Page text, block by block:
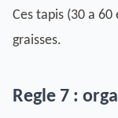
Ces tapis (30 a
graisses.
Regle 7 :